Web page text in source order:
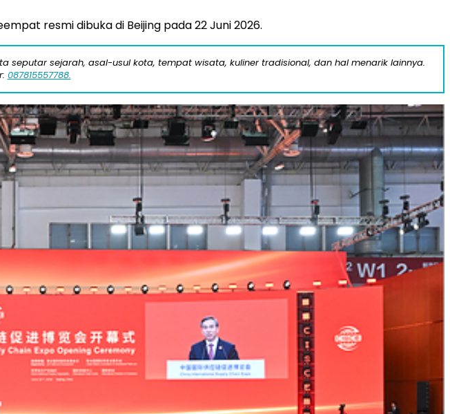
resmi dibuka di Beijing pada 22 Juni 2026.
sejarah, asal-usul kota, tempat wisata, kuliner tradisional, dan hal menarik lainnya.
087815557788.